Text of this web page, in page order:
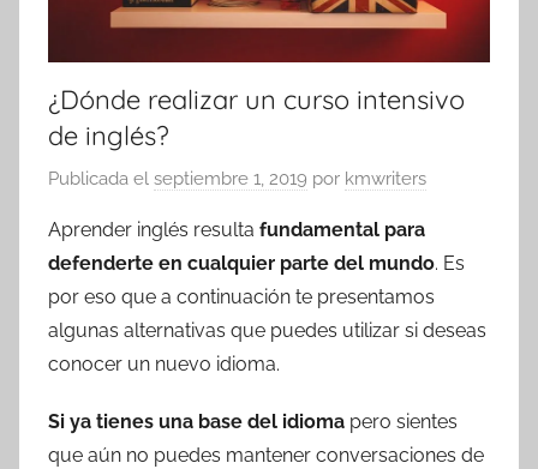
¿Dónde realizar un curso intensivo
de inglés?
Publicada el septiembre 1, 2019 por kmwriters
Aprender inglés resulta fundamental para
defenderte en cualquier parte del mundo. Es
por eso que a continuación te presentamos
algunas alternativas que puedes utilizar si deseas
conocer un nuevo idioma.
Si ya tienes una base del idioma pero sientes
que aún no puedes mantener conversaciones de